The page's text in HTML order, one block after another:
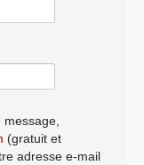
(gratuit et
adresse e-mail